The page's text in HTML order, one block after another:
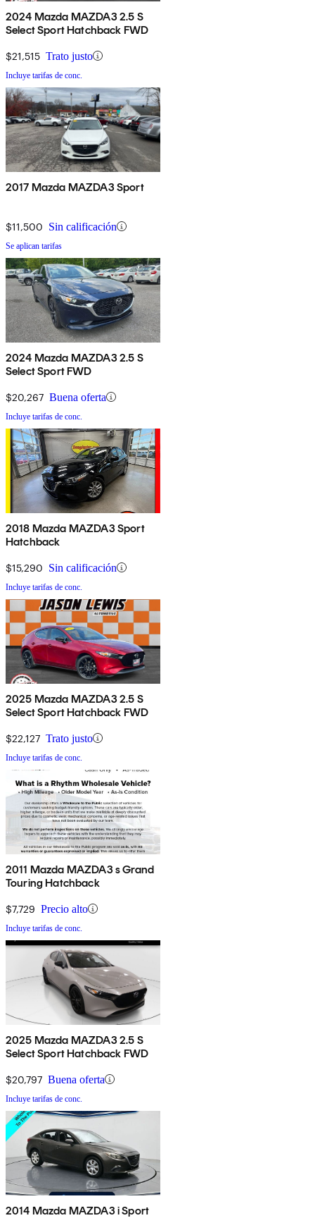
2024 Mazda MAZDA3 2.5 S
Select Sport Hatchback FWD
$21,515 Trato justo
Incluye tarifas de conc.
2017 Mazda MAZDA3 Sport
$11,500 Sin calificación
Se aplican tarifas
2024 Mazda MAZDA3 2.5 S
Select Sport FWD
$20,267 Buena oferta
Incluye tarifas de conc.
2018 Mazda MAZDA3 Sport
Hatchback
$15,290 Sin calificación
Incluye tarifas de conc.
2025 Mazda MAZDA3 2.5 S
Select Sport Hatchback FWD
$22,127 Trato justo
Incluye tarifas de conc.
2011 Mazda MAZDA3 s Grand
Touring Hatchback
$7,729 Precio alto
Incluye tarifas de conc.
2025 Mazda MAZDA3 2.5 S
Select Sport Hatchback FWD
$20,797 Buena oferta
Incluye tarifas de conc.
2014 Mazda MAZDA3 i Sport